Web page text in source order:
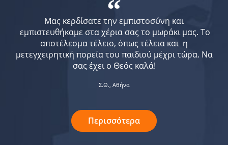
“
Μας κερδίσατε την εμπιστοσύνη και
εμπιστευθήκαμε στα χέρια σας το μωράκι μας. Το
αποτέλεσμα τέλειο, όπως τέλεια και η
μετεγχειρητική πορεία του παιδιού μέχρι τώρα. Να
σας έχει ο Θεός καλά!
Σ.Θ., Αθήνα
Περισσότερα